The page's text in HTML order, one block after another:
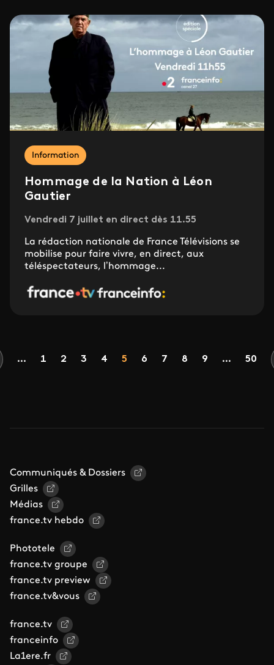
Information
Hommage de la Nation à Léon
Gautier
Vendredi 7 juillet en direct dès 11.55
La rédaction nationale de France Télévisions se
mobilise pour faire vivre, en direct, aux
téléspectateurs, l’hommage...
précédente
... Page
1 Page
2 Page
3 Page
4 Page
5 Page
6 Page
7 Page
8 Page
9 ... 50
Communiqués & Dossiers
Grilles
Médias
france.tv hebdo
Phototele
france.tv groupe
france.tv preview
france.tv&vous
france.tv
franceinfo
La1ere.fr